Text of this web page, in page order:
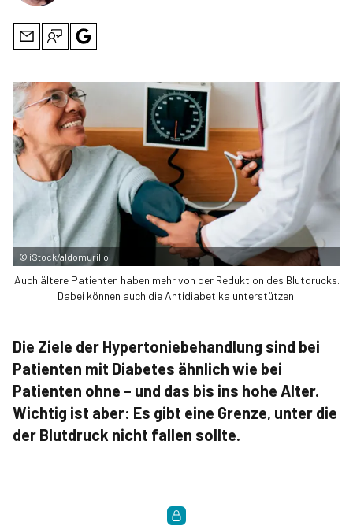
© iStock/aldomurillo
Auch ältere Patienten haben mehr von der Reduktion des Blutdrucks.
Dabei können auch die Antidiabetika unterstützen.
Die Ziele der Hypertoniebehandlung sind bei
Patienten mit Diabetes ähnlich wie bei
Patienten ohne – und das bis ins hohe Alter.
Wichtig ist aber: Es gibt eine Grenze, unter die
der Blutdruck nicht fallen sollte.